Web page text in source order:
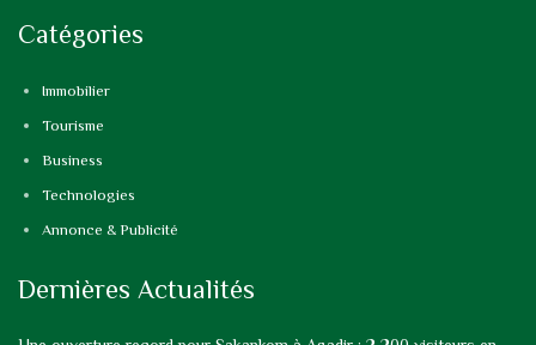
Catégories
Immobilier
Tourisme
Business
Technologies
Annonce & Publicité
Dernières Actualités